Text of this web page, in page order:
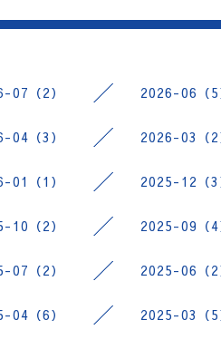
07（2） 2026-06（5
04（3） 2026-03（2
01（1） 2025-12（3
10（2） 2025-09（4
07（2） 2025-06（2
04（6） 2025-03（5